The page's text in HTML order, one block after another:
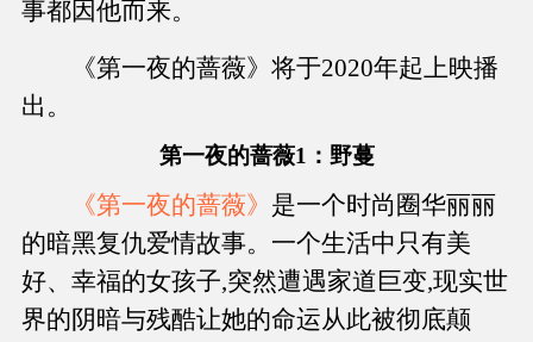
事都因他而来。
《第一夜的蔷薇》将于2020年起上映播
出。
第一夜的蔷薇1：野蔓
《第一夜的蔷薇》 是一个时尚圈华丽丽
的暗黑复仇爱情故事。一个生活中只有美
好、幸福的女孩子,突然遭遇家道巨变,现实世
界的阴暗与残酷让她的命运从此被彻底颠